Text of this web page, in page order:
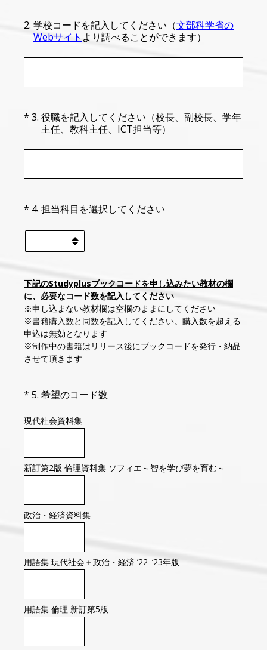
2. 学校コードを記入してください（文部科学省の
Webサイト より調べることができます）
* 3. 役職を記入してください（校長、副校長、学年
主任、教科主任、ICT担当等）
（必須）
* 4. 担当科目を選択してください
（必須）
下記のStudyplusブックコードを申し込みたい教材の欄
に、必要なコード数を記入してください
※申し込まない教材欄は空欄のままにしてください
※書籍購入数と同数を記入してください。購入数を超える
申込は無効となります
※制作中の書籍はリリース後にブックコードを発行・納品
させて頂きます
* 5. 希望のコード数
（必須）
現代社会資料集
新訂第2版 倫理資料集 ソフィエ～智を学び夢を育む～
政治・経済資料集
用語集 現代社会＋政治・経済 ’22ｰ‘23年版
用語集 倫理 新訂第5版